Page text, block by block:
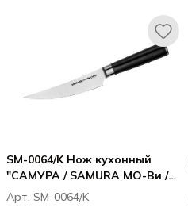
SM-0064/K Нож кухонный
"САМУРА / SAMURA МО-Ви /
MO-V" малый мясницкий 155
мм, G-10
Арт. SM-0064/K